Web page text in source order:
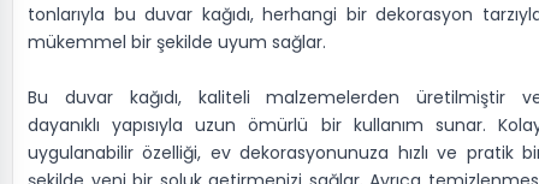
tonlarıyla bu duvar kağıdı, herhangi bir dekorasyon
mükemmel bir şekilde uyum sağlar.
Bu duvar kağıdı, kaliteli malzemelerden üretilmiştir
dayanıklı yapısıyla uzun ömürlü bir kullanım sunar.
uygulanabilir özelliği, ev dekorasyonunuza hızlı ve pratik